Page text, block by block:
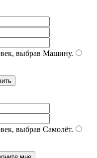
выбрав Машину.
выбрав Самолёт.